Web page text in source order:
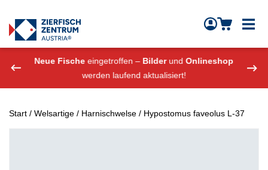
Zierfisch Aquarium Austria
Neue Fische eingetroffen – BilderundOnlineshop
werden laufend aktualisiert!
Start / Welsartige / Harnischwelse / Hypostomus faveolus L-37